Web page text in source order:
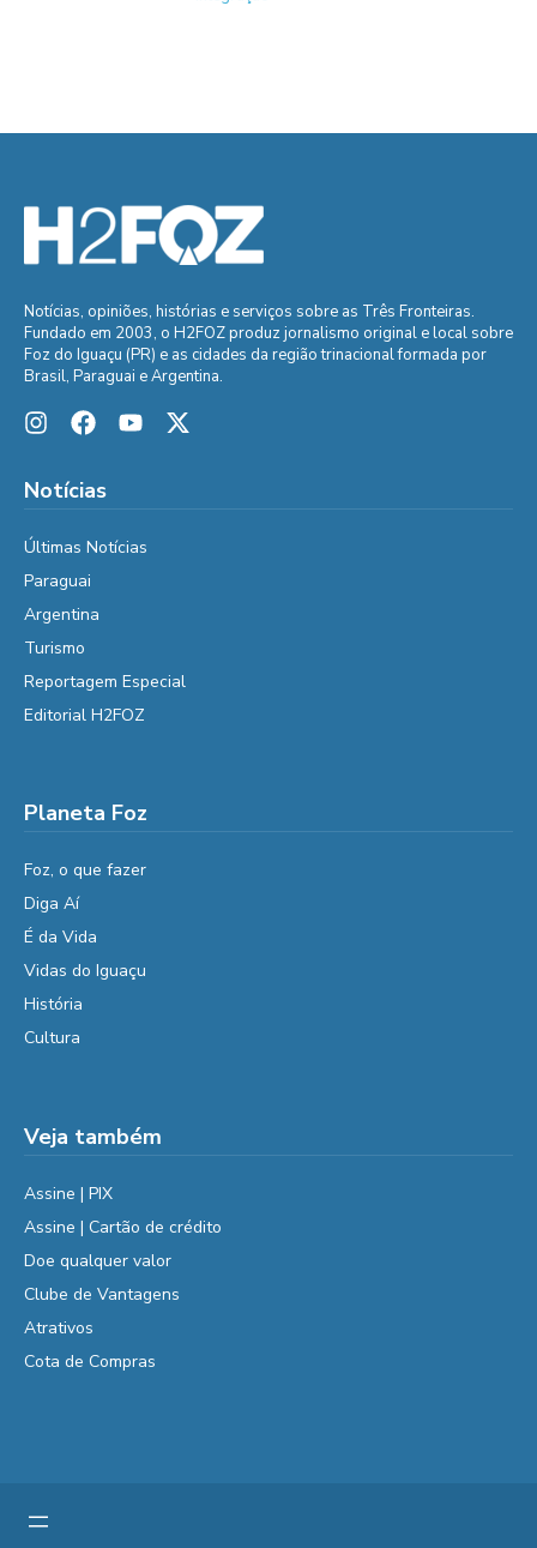
Notícias, opiniões, histórias e serviços sobre as Três Fronteiras.
Fundado em 2003, o H2FOZ produz jornalismo original e local sobre
Foz do Iguaçu (PR) e as cidades da região trinacional formada por
Brasil, Paraguai e Argentina.
Notícias
Últimas Notícias
Paraguai
Argentina
Turismo
Reportagem Especial
Editorial H2FOZ
Planeta Foz
Foz, o que fazer
Diga Aí
É da Vida
Vidas do Iguaçu
História
Cultura
Veja também
Assine | PIX
Assine | Cartão de crédito
Doe qualquer valor
Clube de Vantagens
Atrativos
Cota de Compras